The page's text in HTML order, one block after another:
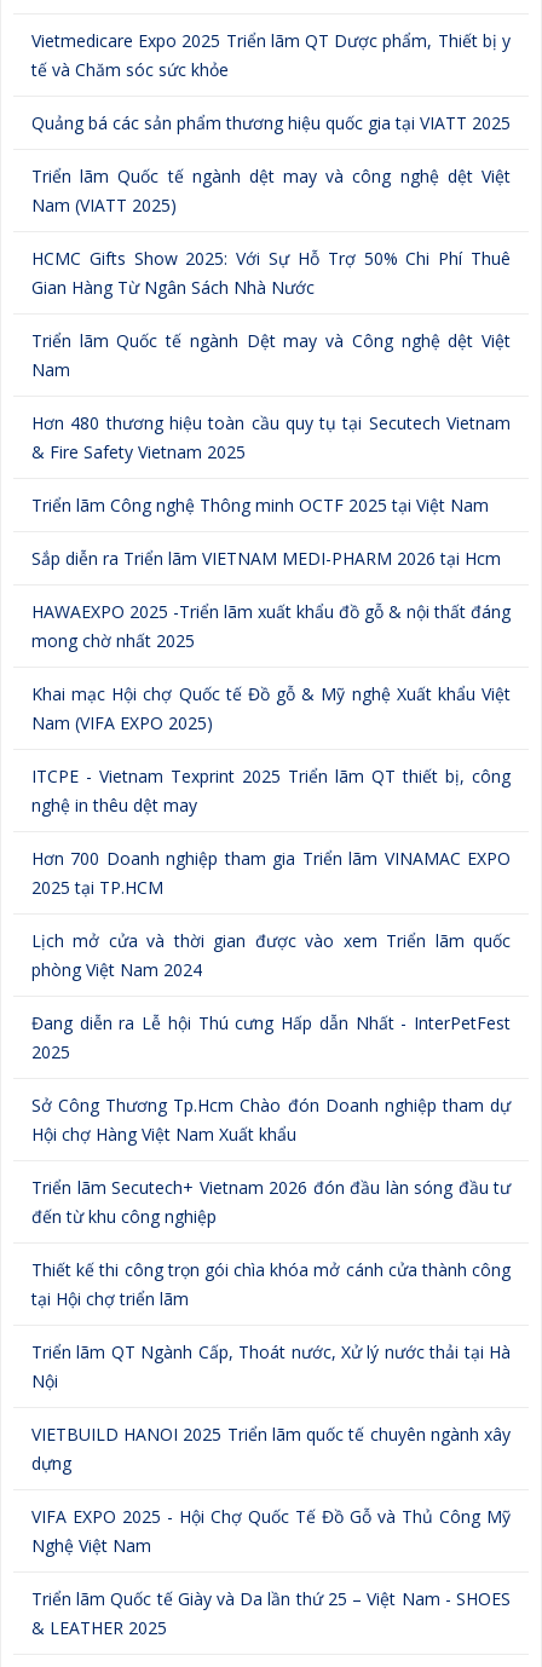
Vietmedicare Expo 2025 Triển lãm QT Dược phẩm, Thiết bị y
tế và Chăm sóc sức khỏe
Quảng bá các sản phẩm thương hiệu quốc gia tại VIATT 2025
Triển lãm Quốc tế ngành dệt may và công nghệ dệt Việt
Nam (VIATT 2025)
HCMC Gifts Show 2025: Với Sự Hỗ Trợ 50% Chi Phí Thuê
Gian Hàng Từ Ngân Sách Nhà Nước
Triển lãm Quốc tế ngành Dệt may và Công nghệ dệt Việt
Nam
Hơn 480 thương hiệu toàn cầu quy tụ tại Secutech Vietnam
& Fire Safety Vietnam 2025
Triển lãm Công nghệ Thông minh OCTF 2025 tại Việt Nam
Sắp diễn ra Triển lãm VIETNAM MEDI-PHARM 2026 tại Hcm
HAWAEXPO 2025 -Triển lãm xuất khẩu đồ gỗ & nội thất đáng
mong chờ nhất 2025
Khai mạc Hội chợ Quốc tế Đồ gỗ & Mỹ nghệ Xuất khẩu Việt
Nam (VIFA EXPO 2025)
ITCPE - Vietnam Texprint 2025 Triển lãm QT thiết bị, công
nghệ in thêu dệt may
Hơn 700 Doanh nghiệp tham gia Triển lãm VINAMAC EXPO
2025 tại TP.HCM
Lịch mở cửa và thời gian được vào xem Triển lãm quốc
phòng Việt Nam 2024
Đang diễn ra Lễ hội Thú cưng Hấp dẫn Nhất - InterPetFest
2025
Sở Công Thương Tp.Hcm Chào đón Doanh nghiệp tham dự
Hội chợ Hàng Việt Nam Xuất khẩu
Triển lãm Secutech+ Vietnam 2026 đón đầu làn sóng đầu tư
đến từ khu công nghiệp
Thiết kế thi công trọn gói chìa khóa mở cánh cửa thành công
tại Hội chợ triển lãm
Triển lãm QT Ngành Cấp, Thoát nước, Xử lý nước thải tại Hà
Nội
VIETBUILD HANOI 2025 Triển lãm quốc tế chuyên ngành xây
dựng
VIFA EXPO 2025 - Hội Chợ Quốc Tế Đồ Gỗ và Thủ Công Mỹ
Nghệ Việt Nam
Triển lãm Quốc tế Giày và Da lần thứ 25 – Việt Nam - SHOES
& LEATHER 2025